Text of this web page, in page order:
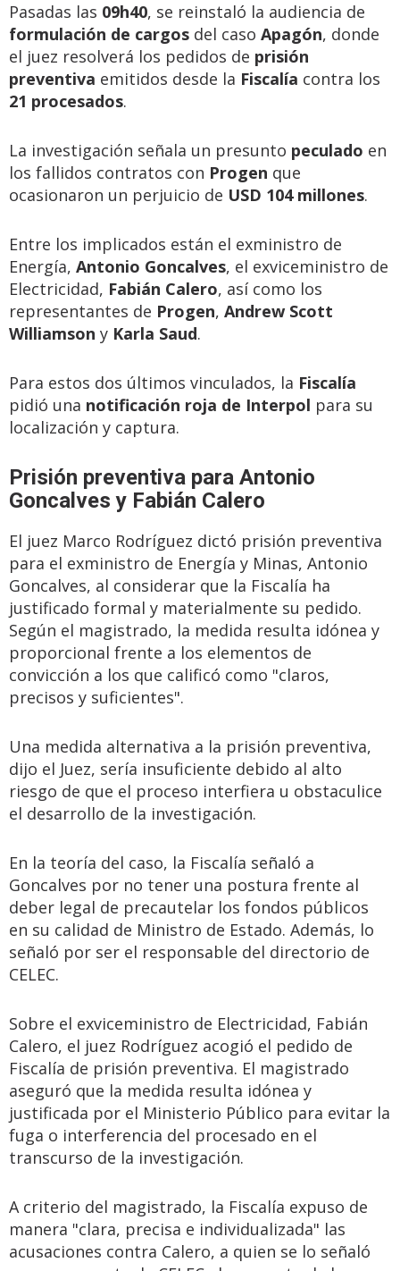
Pasadas las 09h40, se reinstaló la audiencia de
formulación de cargos del caso Apagón, donde
el juez resolverá los pedidos de prisión
preventiva emitidos desde la Fiscalía contra los
21 procesados.
La investigación señala un presunto peculado en
los fallidos contratos con Progen que
ocasionaron un perjuicio de USD 104 millones.
Entre los implicados están el exministro de
Energía, Antonio Goncalves, el exviceministro de
Electricidad, Fabián Calero, así como los
representantes de Progen, Andrew Scott
Williamson y Karla Saud.
Para estos dos últimos vinculados, la Fiscalía
pidió una notificación roja de Interpol para su
localización y captura.
Prisión preventiva para Antonio
Goncalves y Fabián Calero
El juez Marco Rodríguez dictó prisión preventiva
para el exministro de Energía y Minas, Antonio
Goncalves, al considerar que la Fiscalía ha
justificado formal y materialmente su pedido.
Según el magistrado, la medida resulta idónea y
proporcional frente a los elementos de
convicción a los que calificó como "claros,
precisos y suficientes".
Una medida alternativa a la prisión preventiva,
dijo el Juez, sería insuficiente debido al alto
riesgo de que el proceso interfiera u obstaculice
el desarrollo de la investigación.
En la teoría del caso, la Fiscalía señaló a
Goncalves por no tener una postura frente al
deber legal de precautelar los fondos públicos
en su calidad de Ministro de Estado. Además, lo
señaló por ser el responsable del directorio de
CELEC.
Sobre el exviceministro de Electricidad, Fabián
Calero, el juez Rodríguez acogió el pedido de
Fiscalía de prisión preventiva. El magistrado
aseguró que la medida resulta idónea y
justificada por el Ministerio Público para evitar la
fuga o interferencia del procesado en el
transcurso de la investigación.
A criterio del magistrado, la Fiscalía expuso de
manera "clara, precisa e individualizada" las
acusaciones contra Calero, a quien se lo señaló